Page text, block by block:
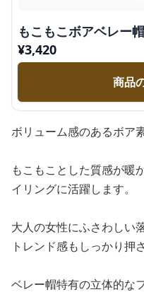
もこもこボアベレー帽
¥3,420
商品
ボリューム感のあるボア
もこもことした質感が暖
イリングに活躍します。
大人の女性にふさわしい
トレンド感もしっかり押
ベレー帽特有の立体的な